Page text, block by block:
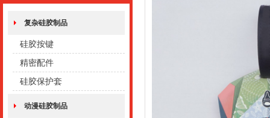
复杂硅胶制品
硅胶按键
精密配件
硅胶保护套
动漫硅胶制品